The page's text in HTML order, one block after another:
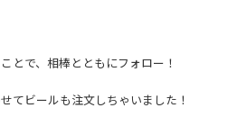
とで、相棒とともにフォロー！
てビールも注文しちゃいました！